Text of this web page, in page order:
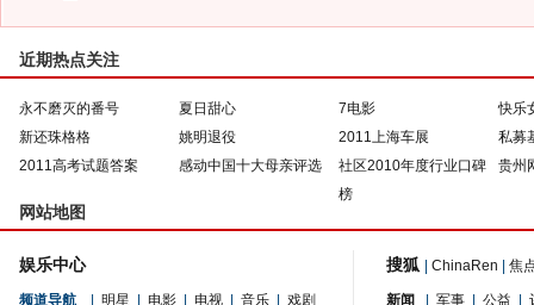
近期热点关注
永不磨灭的番号 夏日甜心 7电影
快乐
新还珠格格
姚明退役 2011上海车展
私募
2011高考试题答案
感动中国十大母亲评选
社区2010年度行业口碑
榜
贵州
网站地图
娱乐中心
频道导航 明星 电影 电视 音乐
戏剧
搜狐 ChinaRen 焦
新闻 军事 公益